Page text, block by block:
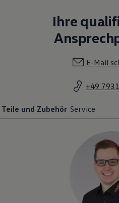
Ihre
E-Mail
+49
Teile und Zubehör Service